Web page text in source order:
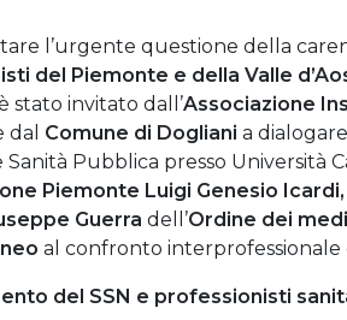
l’urgente questione della
del Piemonte e della Valle
stato invitato dall’Associazione
dal Comune di Dogliani a
Sanità Pubblica presso Università
Piemonte Luigi Genesio Icardi,
Guerra dell’Ordine dei
al confronto interprofessionale
del SSN e professionisti